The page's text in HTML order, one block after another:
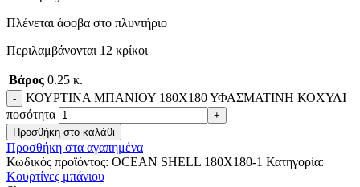
Πλένεται άφοβα στο πλυντήριο
Περιλαμβάνονται 12 κρίκοι
Βάρος 0.25 κ.
ΚΟΥΡΤΙΝΑ ΜΠΑΝΙΟΥ 180Χ180 ΥΦΑΣΜΑΤΙΝΗ ΚΟΧΥΛΙ
ποσότητα
Προσθήκη στο καλάθι
Προσθήκη στα αγαπημένα
Κωδικός προϊόντος: OCEAN SHELL 180X180-1 Κατηγορία:
Κουρτίνες μπάνιου